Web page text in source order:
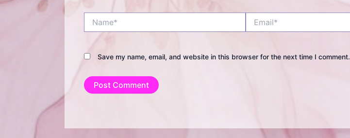
Save my name, email, and website in this browser for the next time I comment.